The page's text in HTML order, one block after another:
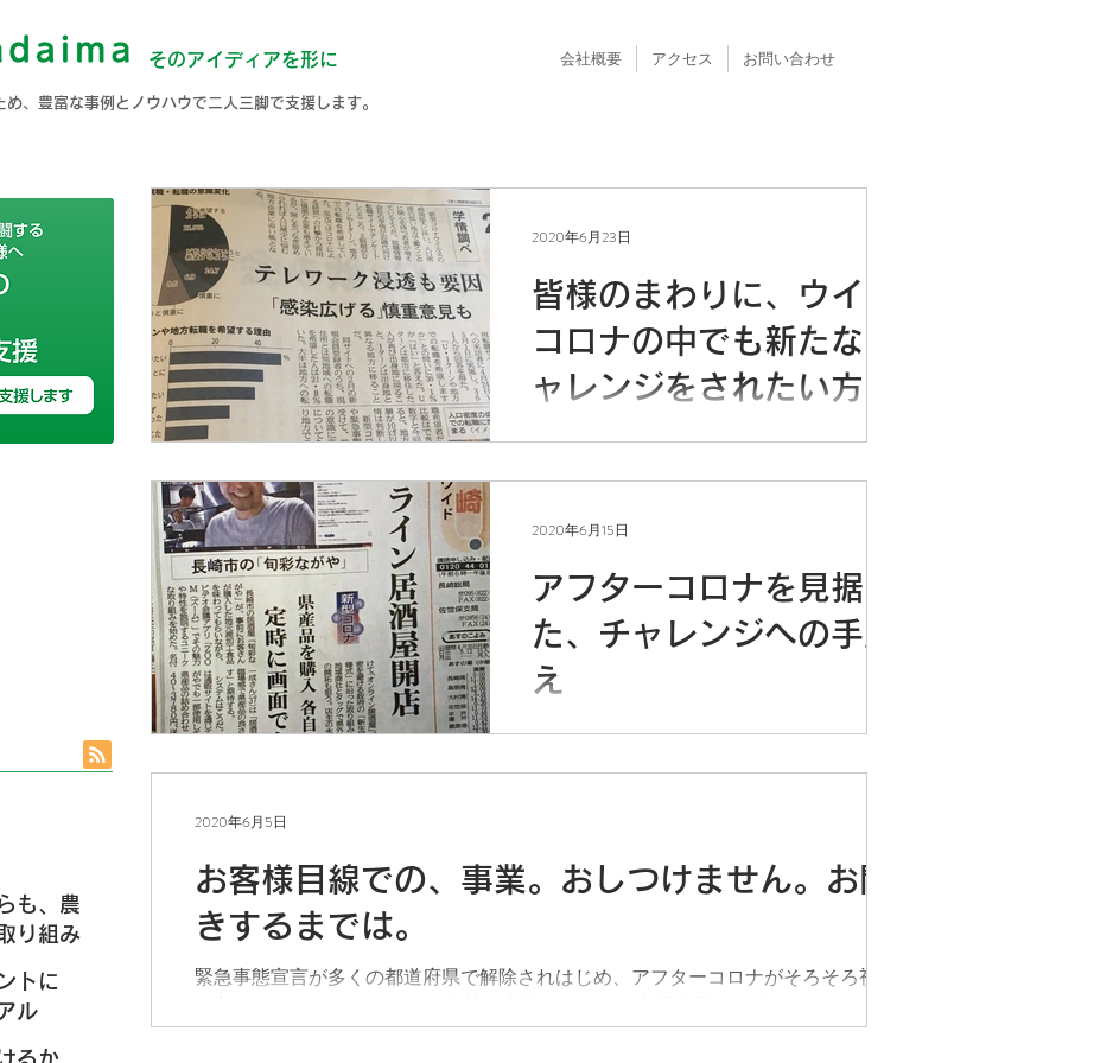
そのアイディアを形に
、豊富な事例とノウハウで二人三脚で支援します。
会社概要 アクセス お問い合わせ
皆様のまわりに、ウイズ
コロナの中でも新たなチ
ャレンジをされたい方、
いらっしゃいませんか？
先週よりやっと県をまたいだ移動が緩和さ
す。そんな中ですが、弊社の支援業務はオ
お話することに比べればやや物足りなさを
感じますが、移動時間を割かなくてよいぶ
ん、お話...
2020年6月23日
アフターコロナを見据え
た、チャレンジへの手応
え
観光客激減に苦しむ長崎の事業者さんとの
いのは、これをきっかけにさらにオンライ
ン居酒屋の注文が増えたことです。ボリュ
2020年6月15日
お客様目線での、事業。おしつけません。お聞
きするまでは。
緊急事態宣言が多くの都道府県で解除されはじめ、アフターコロナがそろそろ視野
に入ってきました。 そこで、弊社の支援メニューを支援先別に、以下にご紹介しま
す（「何をしてくれるのかがわかりずらい」といわれることが多く・・・）。いず
2020年6月5日
も、農
り組み
トに
ル
るか